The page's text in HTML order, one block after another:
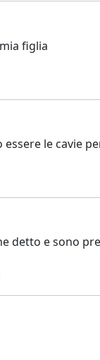
figlia
le cavie
detto e sono